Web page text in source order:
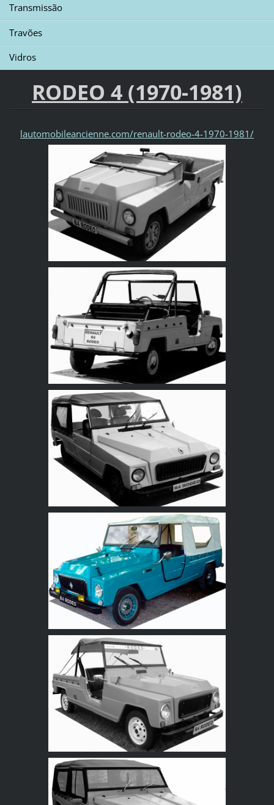
Transmissão
Travões
Vidros
RODEO 4 (1970-1981)
lautomobileancienne.com/renault-rodeo-4-1970-1981/